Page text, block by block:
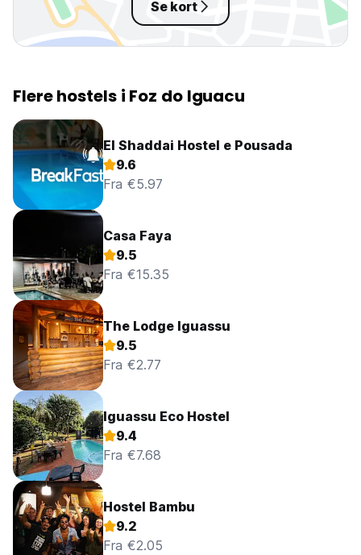
Se kort
Flere hostels i Foz do Iguacu
El Shaddai Hostel e Pousada
9.6
Fra €5.97
Casa Faya
9.5
Fra €15.35
The Lodge Iguassu
9.5
Fra €2.77
Iguassu Eco Hostel
9.4
Fra €7.68
Hostel Bambu
9.2
Fra €2.05